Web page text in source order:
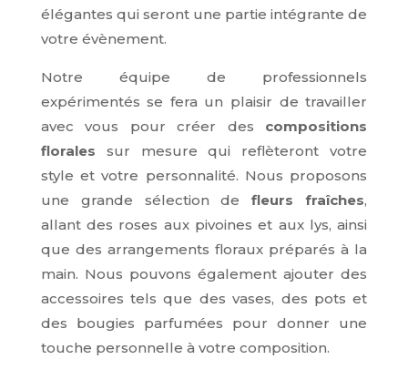
élégantes qui seront une partie intégrante de
votre évènement.
Notre équipe de professionnels
expérimentés se fera un plaisir de travailler
avec vous pour créer des compositions
florales sur mesure qui reflèteront votre
style et votre personnalité. Nous proposons
une grande sélection defleurs fraîches,
allant des roses aux pivoines et aux lys, ainsi
que des arrangements floraux préparés à la
main. Nous pouvons également ajouter des
accessoires tels que des vases, des pots et
des bougies parfumées pour donner une
touche personnelle à votre composition.